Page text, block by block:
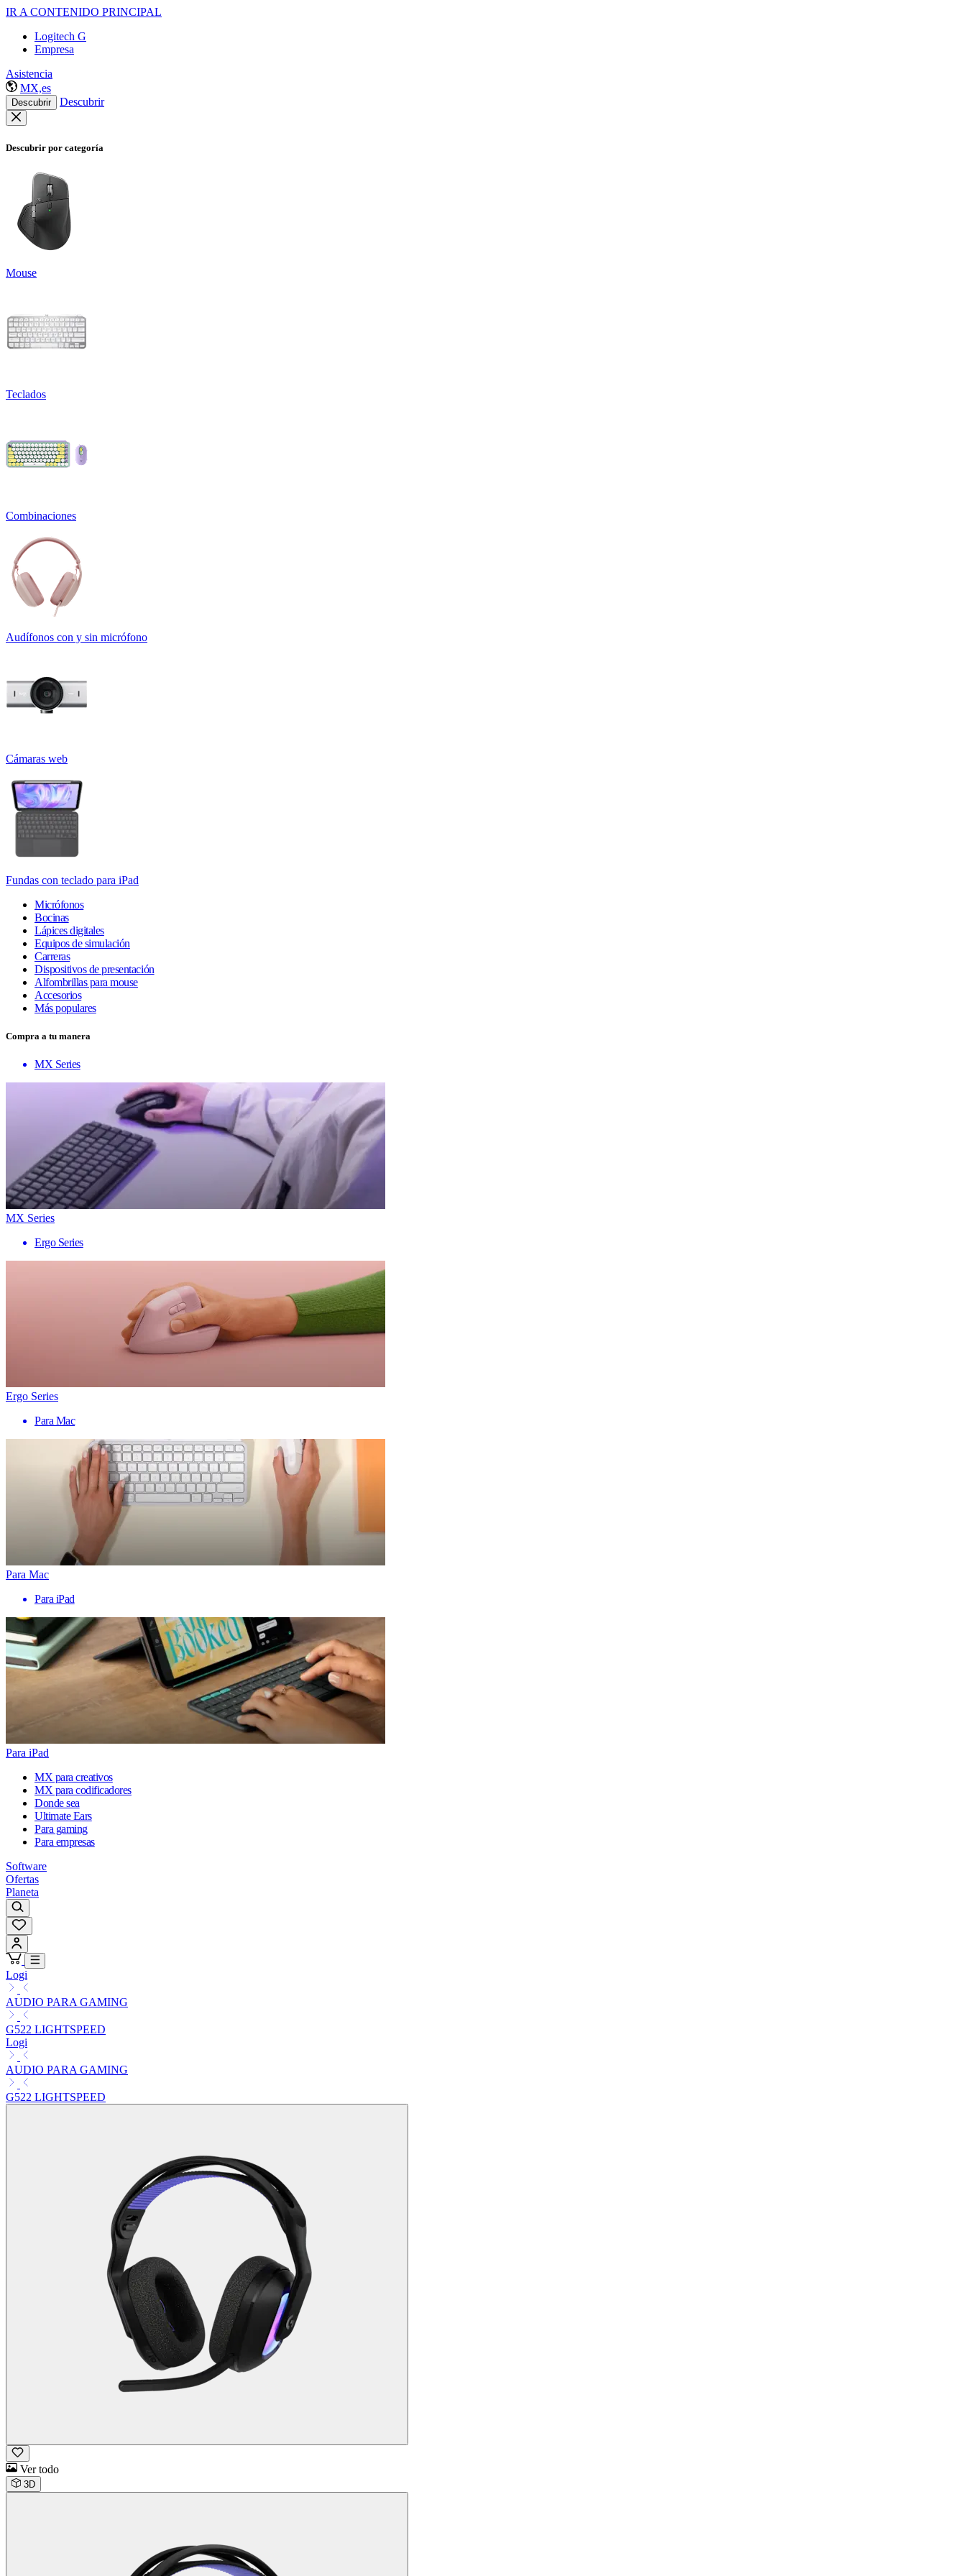
IR A CONTENIDO PRINCIPAL
Logitech G
Empresa
Asistencia
MX,es
Descubrir Descubrir
Descubrir por categoría
Mouse
Teclados
Combinaciones
Audífonos con y sin micrófono
Cámaras web
Fundas con teclado para iPad
Micrófonos
Bocinas
Lápices digitales
Equipos de simulación
Carreras
Dispositivos de presentación
Alfombrillas para mouse
Accesorios
Más populares
Compra a tu manera
MX Series
MX Series
Ergo Series
Ergo Series
Para Mac
Para Mac
Para iPad
Para iPad
MX para creativos
MX para codificadores
Donde sea
Ultimate Ears
Para gaming
Para empresas
Software
Ofertas
Planeta
Logi
AUDIO PARA GAMING
G522 LIGHTSPEED
Logi
AUDIO PARA GAMING
G522 LIGHTSPEED
Ver todo
3D